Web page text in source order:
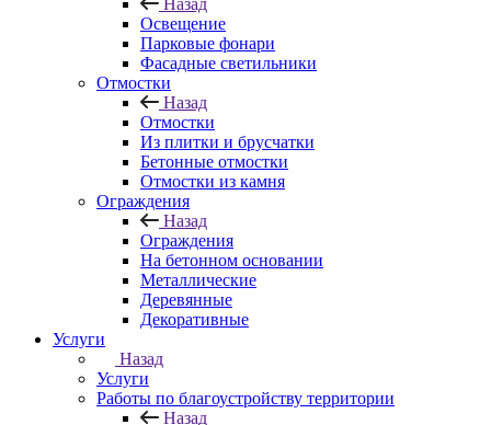
Назад
Освещение
Парковые фонари
Фасадные светильники
Отмостки
Назад
Отмостки
Из плитки и брусчатки
Бетонные отмостки
Отмостки из камня
Ограждения
Назад
Ограждения
На бетонном основании
Металлические
Деревянные
Декоративные
Услуги
Назад
Услуги
Работы по благоустройству территории
Назад